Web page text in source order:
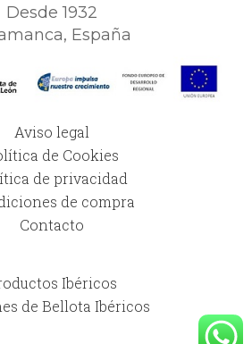
Desde 1932
España
Aviso legal
de Cookies
de privacidad
de compra
Contacto
Ibéricos
de Bellota Ibéricos